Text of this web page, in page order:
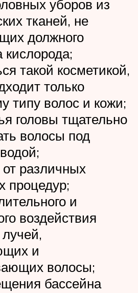
уборов из
тканей, не
должного
кислорода;
такой косметикой,
только
типу волос и кожи;
головы тщательно
волосы под
от различных
процедур;
и
воздействия
и
волосы;
бассейна